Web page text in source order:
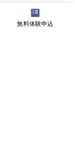
無料体験申込